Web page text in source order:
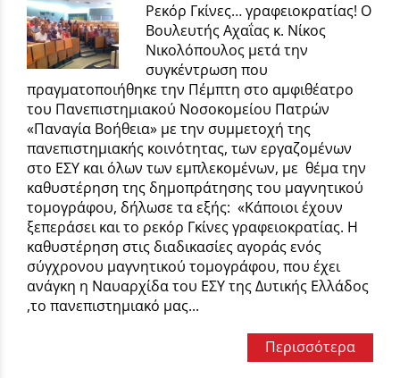
Ρεκόρ Γκίνες… γραφειοκρατίας! Ο
Βουλευτής Αχαΐας κ. Νίκος
Νικολόπουλος μετά την
συγκέντρωση που
πραγματοποιήθηκε την Πέμπτη στο αμφιθέατρο
του Πανεπιστημιακού Νοσοκομείου Πατρών
«Παναγία Βοήθεια» με την συμμετοχή της
πανεπιστημιακής κοινότητας, των εργαζομένων
στο ΕΣΥ και όλων των εμπλεκομένων, με θέμα την
καθυστέρηση της δημοπράτησης του μαγνητικού
τομογράφου, δήλωσε τα εξής: «Κάποιοι έχουν
ξεπεράσει και το ρεκόρ Γκίνες γραφειοκρατίας. Η
καθυστέρηση στις διαδικασίες αγοράς ενός
σύγχρονου μαγνητικού τομογράφου, που έχει
ανάγκη η Ναυαρχίδα του ΕΣΥ της Δυτικής Ελλάδος
,το πανεπιστημιακό μας...
Περισσότερα